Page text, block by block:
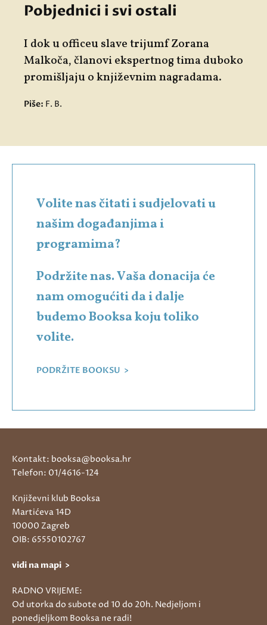
Pobjednici i svi ostali
I dok u officeu slave trijumf Zorana
Malkoča, članovi ekspertnog tima duboko
promišljaju o književnim nagradama.
Piše: F. B.
Volite nas čitati i sudjelovati u
našim događanjima i
programima?
Podržite nas. Vaša donacija će
nam omogućiti da i dalje
budemo Booksa koju toliko
volite.
PODRŽITE BOOKSU >
Kontakt: booksa@booksa.hr
Telefon: 01/4616-124
Književni klub Booksa
Martićeva 14D
10000 Zagreb
OIB: 65550102767
vidi na mapi >
RADNO VRIJEME:
Od utorka do subote od 10 do 20h. Nedjeljom i
ponedjeljkom Booksa ne radi!